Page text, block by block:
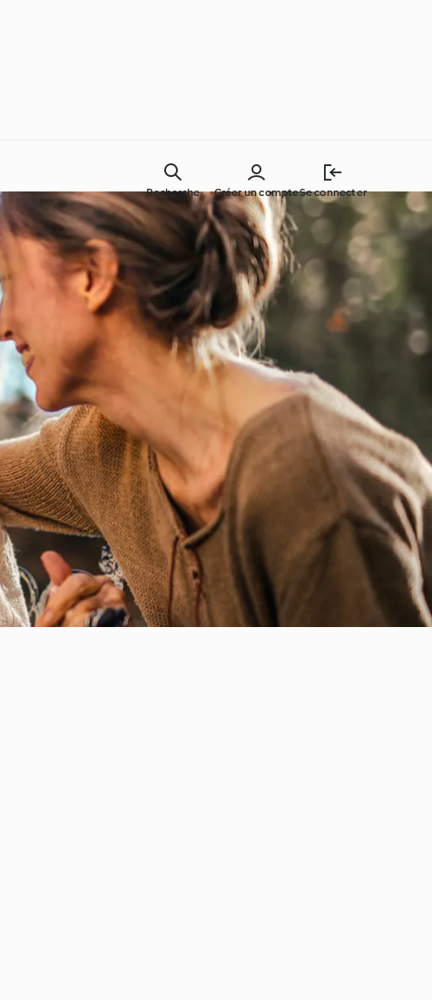
Créer un compteSe connecter
Recherche
Des ingrédients simples !
Autour du monde avec
Cookidoo®